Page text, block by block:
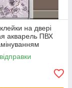
на двері
акварель ПВХ
Квіти